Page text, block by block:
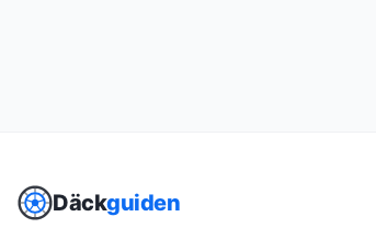
Däckguiden